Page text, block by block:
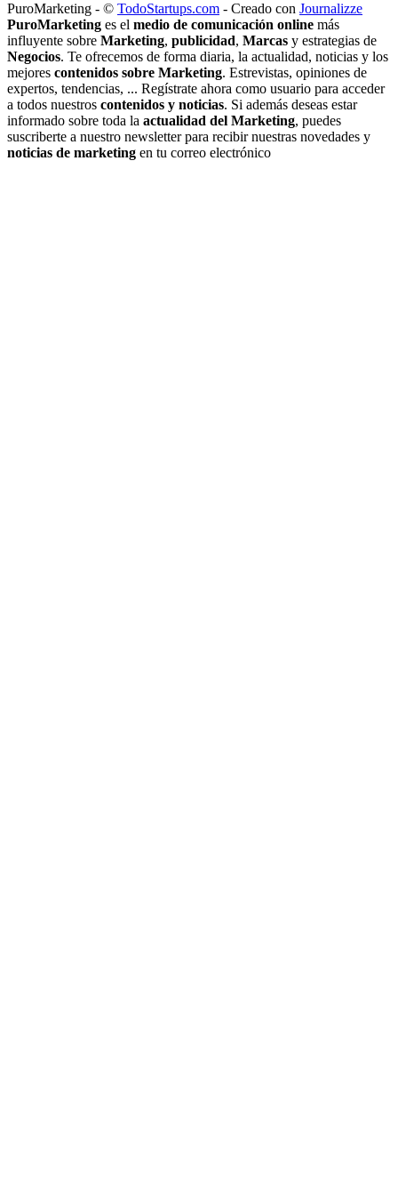
PuroMarketing - © TodoStartups.com - Creado con Journalizze
PuroMarketing es el medio de comunicación online más
influyente sobre Marketing, publicidad, Marcas y estrategias de
Negocios. Te ofrecemos de forma diaria, la actualidad, noticias y los
mejores contenidos sobre Marketing. Estrevistas, opiniones de
expertos, tendencias, ... Regístrate ahora como usuario para acceder
a todos nuestros contenidos y noticias. Si además deseas estar
informado sobre toda la actualidad del Marketing, puedes
suscriberte a nuestro newsletter para recibir nuestras novedades y
noticias de marketing en tu correo electrónico